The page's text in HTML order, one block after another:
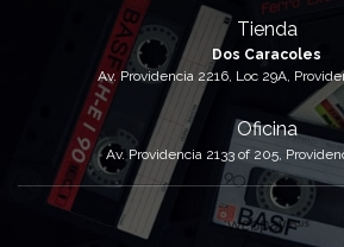
Tienda
Dos Caracoles
Av. Providencia 2216, Loc 29A,
Oficina
Av. Providencia 2133 of 205,